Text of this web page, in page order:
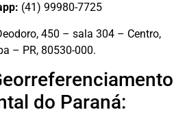
(41) 99980-7725
450 – sala 304 – Centro,
– PR, 80530-000.
do Paraná: